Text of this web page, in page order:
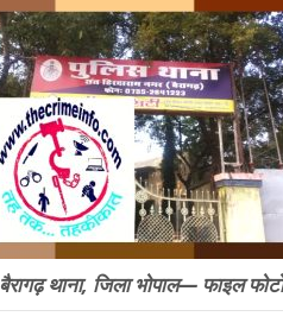
बैरागढ़ थाना, जिला भोपाल— फाइल फोटो